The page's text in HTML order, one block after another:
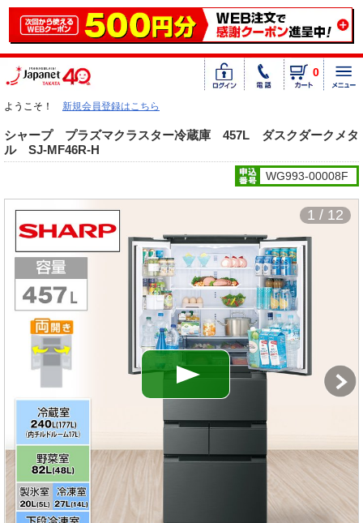
0
ようこそ！ 新規会員登録はこちら
シャープ プラズマクラスター冷蔵庫 457L ダスクダークメタ
ル SJ-MF46R-H
WG993-00008F
1 / 12